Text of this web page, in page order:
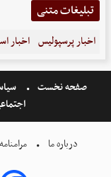
تبلیغات متنی
اخبار پرسپولیس اخبار
صفحه نخست
درباره ما مرامنامه